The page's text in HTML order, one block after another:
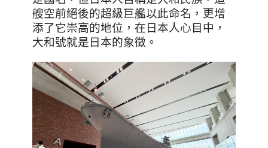
艘空前絕後的超級巨艦以此命名，更增
添了它崇高的地位，在日本人心目中，
大和號就是日本的象徵。